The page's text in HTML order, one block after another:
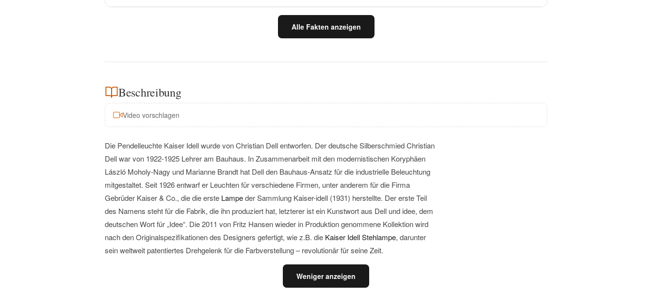
Alle Fakten anzeigen
Beschreibung
Video vorschlagen
Die Pendelleuchte Kaiser Idell wurde von Christian Dell entworfen. Der deutsche Silberschmied Christian
Dell war von 1922-1925 Lehrer am Bauhaus. In Zusammenarbeit mit den modernistischen Koryphäen
László Moholy-Nagy und Marianne Brandt hat Dell den Bauhaus-Ansatz für die industrielle Beleuchtung
mitgestaltet. Seit 1926 entwarf er Leuchten für verschiedene Firmen, unter anderem für die Firma
Gebrüder Kaiser & Co., die die erste Lampeder Sammlung Kaiser-idell (1931) herstellte. Der erste Teil
des Namens steht für die Fabrik, die ihn produziert hat, letzterer ist ein Kunstwort aus Dell und idee, dem
deutschen Wort für „Idee“. Die 2011 von Fritz Hansen wieder in Produktion genommene Kollektion wird
nach den Originalspezifikationen des Designers gefertigt, wie z.B. die Kaiser Idell Stehlampe, darunter
sein weltweit patentiertes Drehgelenk für die Farbverstellung – revolutionär für seine Zeit.
Weniger anzeigen